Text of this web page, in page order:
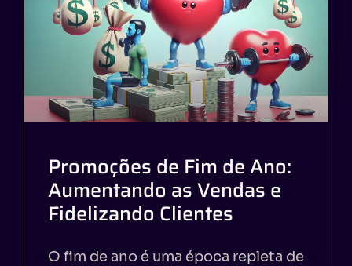
Promoções de Fim de Ano:
Aumentando as Vendas e
Fidelizando Clientes
O fim de ano é uma época repleta de